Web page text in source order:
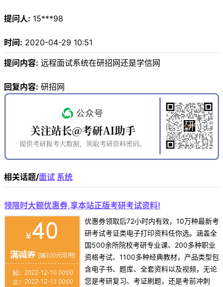
提问人: 15***98
时间: 2020-04-29 10:51
提问内容: 远程面试系统在研招网还是学信网
回复内容: 研招网
相关话题/面试 系统
领限时大额优惠券,享本站正版考研考试资料!
优惠券领取后72小时内有效，10万种最新考
研考试考证类电子打印资料任你选。涵盖全
国500余所院校考研专业课、200多种职业
资格考试、1100多种经典教材，产品类型包
含电子书、题库、全套资料以及视频，无论
您是考研复习、考证刷题，还是考前冲刺